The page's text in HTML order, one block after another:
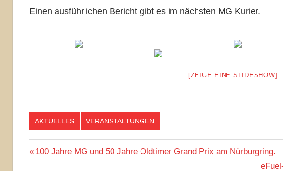
Einen ausführlichen Bericht gibt es im nächsten MG Kurier.
[ZEIGE EINE SLIDESHOW]
AKTUELLES VERANSTALTUNGEN
Beitragsnavigation
Vorheriger
100 Jahre MG und 50 Jahre Oldtimer Grand Prix am Nürburgring.